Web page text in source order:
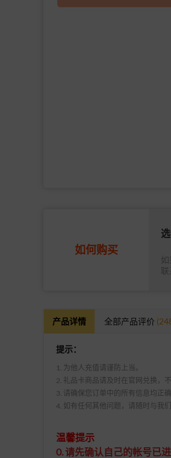
如何购买
联
产品详情 全部产品评价
提示：
1. 为他人充值请谨防上当。
2. 礼品卡商品请及时在官网兑换，
3. 请确保您订单中的所有信息均正
4. 如有任何其他问题，请随时与我们
温馨提示
0. 请先确认自己的帐号已进